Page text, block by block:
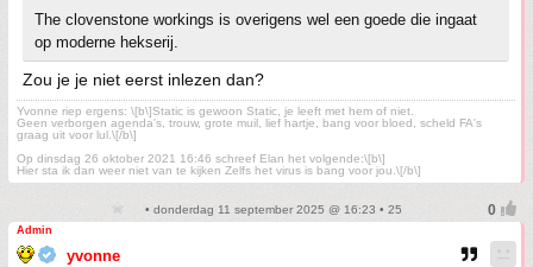
The clovenstone workings is overigens wel een goede die ingaat
op moderne hekserij.
Zou je je niet eerst inlezen dan?
Yvonne riep ergens: \[b\]Static is gewoon Static, je leeft met hem of niet.
Geen verborgen agenda's, trouw, grote muil, lief hartje, bang voor bloed, scheld FA's
graag uit voor lul.\[/b\]
Op dinsdag 26 oktober 2021 16:46 schreef Elan het volgende:\[b\]
Hier sta ik dan weer niet van te kijken Zelfs het virus is bang voor jou.\[/b\]
• donderdag 11 september 2025 @ 16:23 • 25
Admin
yvonne